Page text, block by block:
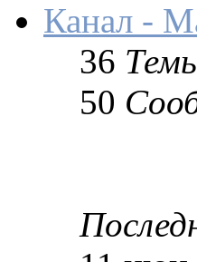
Канал -
36
50